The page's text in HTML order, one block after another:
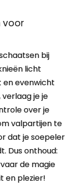
voor
bij
licht
en evenwicht
verlaag je je
over je
valpartijen te
dat je soepeler
Dus onthoud:
de magie
en plezier!